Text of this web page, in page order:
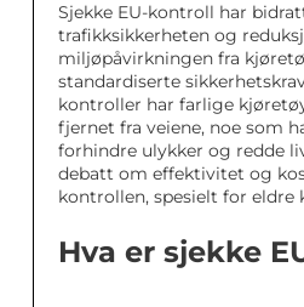
Sjekke EU-kontroll har
trafikksikkerheten og
miljøpåvirkningen fra
standardiserte
kontroller har farlige
fjernet fra veiene, noe som
forhindre ulykker og redde
debatt om effektivitet og
kontrollen, spesielt for eldre
Hva er sjekke